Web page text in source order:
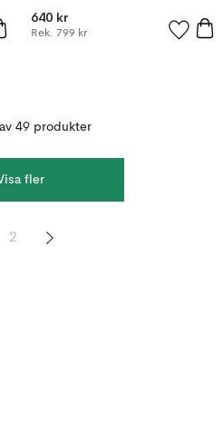
640 kr
Rek. 799 kr
49 produkter
fler
2